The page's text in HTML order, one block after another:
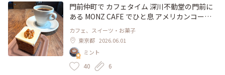
#紫陽花の季節
門前仲町で カフェタイム 深川不動堂の門前に
ある MONZ CAFE でひと息 アメリカンコーヒ
ーと キャロットケーキをいただきました。 チ
ーズケーキのような酸味が程よい フロスティ
ングがちょっぴりスパイシーな シナモン風味
を 味を引き立てて 絶妙な美味しさです。 木の
温もりを感じる 落ち着いた店内、 こじんまり
カフェ、スイーツ・お菓子
東京都 2026.06.01
ミント
40 6